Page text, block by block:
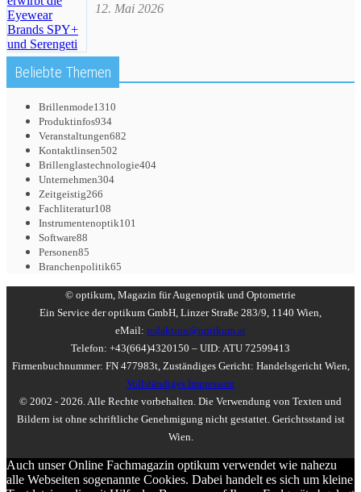
12. Mai 2026
Beliebte Themen
Brillenmode1310
Produktinfos934
Veranstaltungen682
Kontaktlinsen502
Brillenglastechnologie404
Unternehmen304
Zeitgeistig266
Fachliteratur108
Instrumentenoptik101
Software88
Personen85
Branchenpolitik65
© optikum, Magazin für Augenoptik und Optometrie
Ein Service der optikum GmbH, Linzer Straße 283/9, 1140 Wien,
eMail: redaktion@optikum.at
Telefon: +43(664)4320150 – UID: ATU 72599413
Firmenbuchnummer: FN 477983t, Zuständiges Gericht: Handelsgericht Wien,
Vollständiges Impressum
© 2002 - 2026. Alle Rechte vorbehalten. Die Verwendung von Texten und
Bildern ist ohne schriftliche Genehmigung nicht gestattet. Gerichtsstand ist
Wien.
Auch unser Online Fachmagazin optikum verwendet wie nahezu
alle Webseiten sogenannte Cookies. Dabei handelt es sich um kleine